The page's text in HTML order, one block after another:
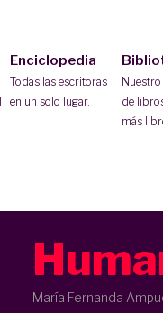
Enciclopedia
Todas las escritoras
en un solo lugar.
de
más
María Fernanda